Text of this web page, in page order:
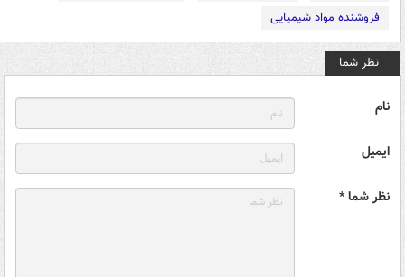
فروشنده مواد شیمیایی
نظر شما
نام
ایمیل
نظر شما *